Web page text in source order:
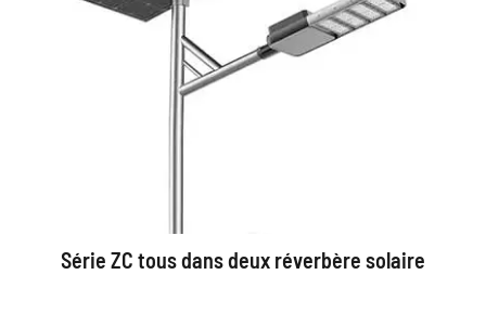
Série ZC tous dans deux réverbère solaire